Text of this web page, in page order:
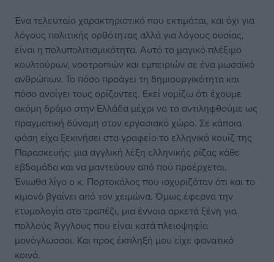
Ένα τελευταίο χαρακτηριστικό που εκτιμάται, και όχι για
λόγους πολιτικής ορθότητας αλλά για λόγους ουσίας,
είναι η πολυπολιτισμικότητα. Αυτό το μαγικό πλέξιμο
κουλτούρων, νοοτροπιών και εμπειριών σε ένα μωσαϊκό
ανθρώπων. Το πόσο προάγει τη δημιουργικότητα και
πόσο ανοίγει τους ορίζοντες. Εκεί νομίζω ότι έχουμε
ακόμη δρόμο στην Ελλάδα μέχρι να το αντιληφθούμε ως
πραγματική δύναμη στον εργασιακό χώρο. Σε κάποια
φάση είχα ξεκινήσει στα γραφείο το ελληνικό κουίζ της
Παρασκευής: μια αγγλική λέξη ελληνικής ρίζας κάθε
εβδομάδα και να μαντεύουν από πού προέρχεται.
Ένιωθα λίγο ο κ. Πορτοκάλος που ισχυριζόταν ότι και το
κιμονό βγαίνει από τον χειμώνα. Όμως έφερνα την
ετυμολογία στο τραπέζι, μια έννοια αρκετά ξένη για
πολλούς Άγγλους που είναι κατά πλειοψηφία
μονόγλωσσοι. Και προς έκπληξή μου είχε φανατικό
κοινό.